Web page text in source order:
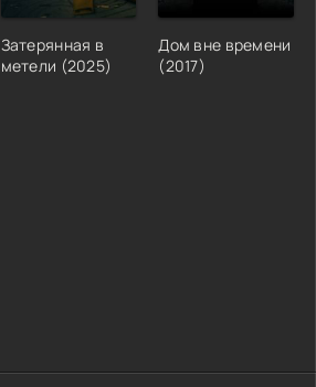
Затерянная в
метели (2025)
Дом вне времени
(2017)